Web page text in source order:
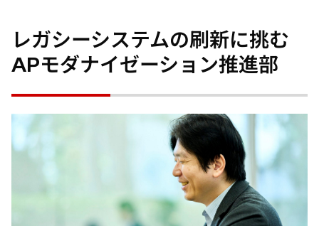
レガシーシステムの刷新に挑む
APモダナイゼーション推進部